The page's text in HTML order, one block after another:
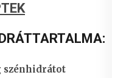
szénhidrátot